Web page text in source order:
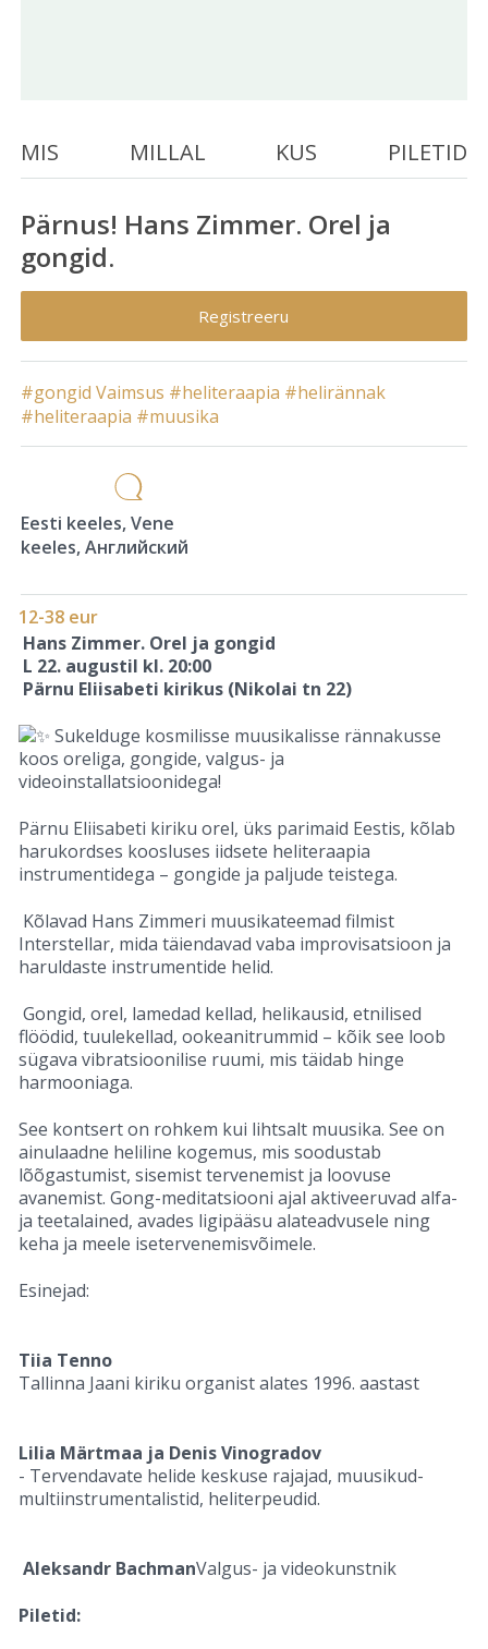
MIS MILLAL KUS PILETID
Pärnus! Hans Zimmer. Orel ja
gongid.
Registreeru
#gongid Vaimsus #heliteraapia #helirännak
#heliteraapia #muusika
Eesti keeles, Vene
keeles, Английский
12-38 eur
Hans Zimmer. Orel ja gongid
L 22. augustil kl. 20:00
Pärnu Eliisabeti kirikus (Nikolai tn 22)
Sukelduge kosmilisse muusikalisse rännakusse
koos oreliga, gongide, valgus- ja
videoinstallatsioonidega!
Pärnu Eliisabeti kiriku orel, üks parimaid Eestis, kõlab
harukordses koosluses iidsete heliteraapia
instrumentidega – gongide ja paljude teistega.
Kõlavad Hans Zimmeri muusikateemad filmist
Interstellar, mida täiendavad vaba improvisatsioon ja
haruldaste instrumentide helid.
Gongid, orel, lamedad kellad, helikausid, etnilised
flöödid, tuulekellad, ookeanitrummid – kõik see loob
sügava vibratsioonilise ruumi, mis täidab hinge
harmooniaga.
See kontsert on rohkem kui lihtsalt muusika. See on
ainulaadne heliline kogemus, mis soodustab
lõõgastumist, sisemist tervenemist ja loovuse
avanemist. Gong-meditatsiooni ajal aktiveeruvad alfa-
ja teetalained, avades ligipääsu alateadvusele ning
keha ja meele isetervenemisvõimele.
Esinejad:
Tiia Tenno
Tallinna Jaani kiriku organist alates 1996. aastast
Lilia Märtmaa ja Denis Vinogradov
- Tervendavate helide keskuse rajajad, muusikud-
multiinstrumentalistid, heliterpeudid.
Aleksandr BachmanValgus- ja videokunstnik
Piletid: